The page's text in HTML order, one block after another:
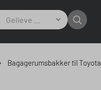
Bagagerumsbakker til Toyota